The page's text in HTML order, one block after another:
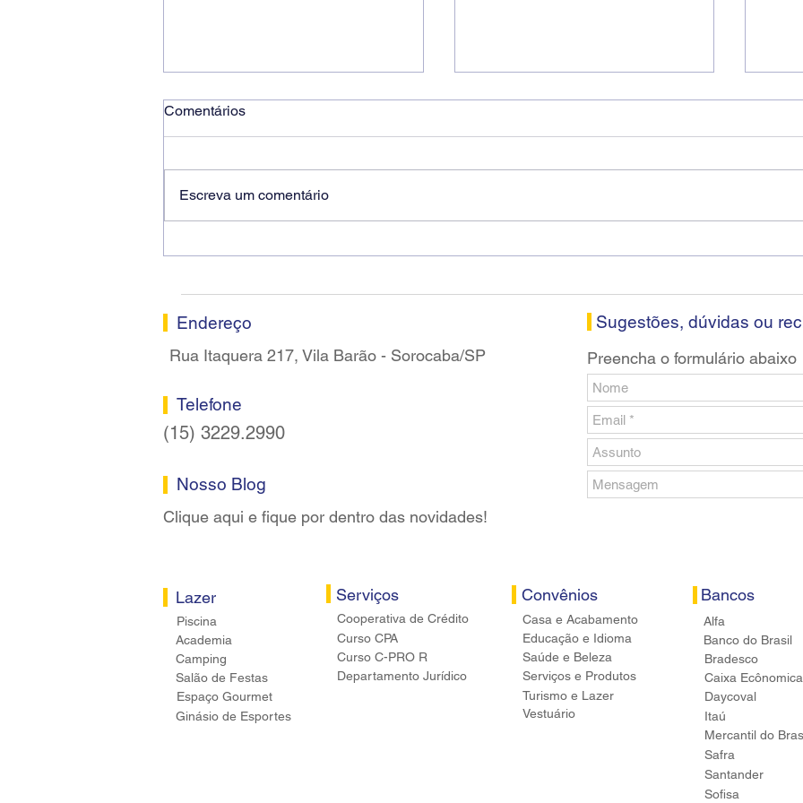
Comentários
Escreva um comentário
Endereço
Rua Itaquera 217, Vila Barão - Sorocaba/SP
Telefone
(15) 3229.2990
Nosso Blog
Clique aqui e fique por dentro das novidades!
Lazer
Piscina
Academia
Camping
Salão de Festas
Espaço Gourmet
Ginásio de Esportes
Serviços
Cooperativa de Crédito
Curso CPA
Curso C-PRO R
Departamento Jurídico
Sugestões, dúvidas ou
Preencha o formulário abaixo
Convênios
Casa e Acabamento
Educação e Idioma
Saúde e Beleza
Serviços e Produtos
Turismo e Lazer
Vestuário
Bancos
Alfa
Banco do Brasil
Bradesco
Caixa
Daycoval
Itaú
Mercantil do
Safra
Santander
Sofisa